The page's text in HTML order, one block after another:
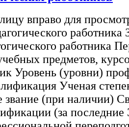
вправо для
работника
работника
предметов,
Уровень (уровни)
Ученая
(при наличии)
(за последние